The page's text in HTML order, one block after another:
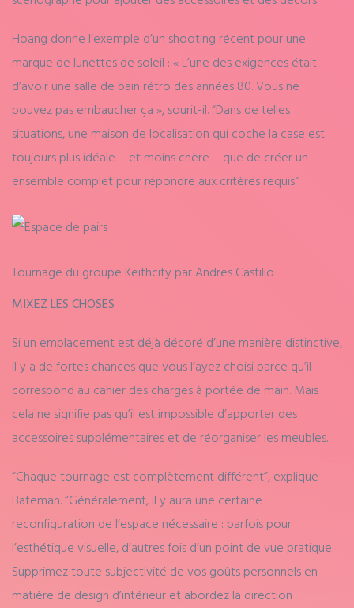
Hoang donne l’exemple d’un shooting récent pour une
marque de lunettes de soleil : « L’une des exigences était
d’avoir une salle de bain rétro des années 80. Vous ne
pouvez pas embaucher ça », sourit-il. “Dans de telles
situations, une maison de localisation qui coche la case est
toujours plus idéale – et moins chère – que de créer un
ensemble complet pour répondre aux critères requis.”
Tournage du groupe Keithcity par Andres Castillo
MIXEZ LES CHOSES
Si un emplacement est déjà décoré d’une manière distinctive,
il y a de fortes chances que vous l’ayez choisi parce qu’il
correspond au cahier des charges à portée de main. Mais
cela ne signifie pas qu’il est impossible d’apporter des
accessoires supplémentaires et de réorganiser les meubles.
“Chaque tournage est complètement différent”, explique
Bateman. “Généralement, il y aura une certaine
reconfiguration de l’espace nécessaire : parfois pour
l’esthétique visuelle, d’autres fois d’un point de vue pratique.
Supprimez toute subjectivité de vos goûts personnels en
matière de design d’intérieur et abordez la direction